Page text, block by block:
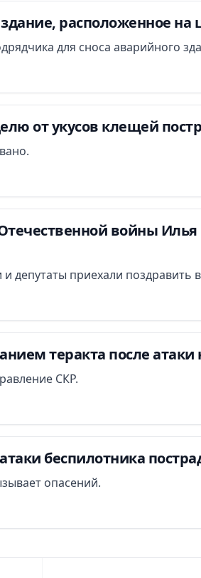
расположенное на
для сноса аварийного
от укусов клещей
войны
депутаты приехали поздравить
теракта после
СКР.
беспилотника
опасений.